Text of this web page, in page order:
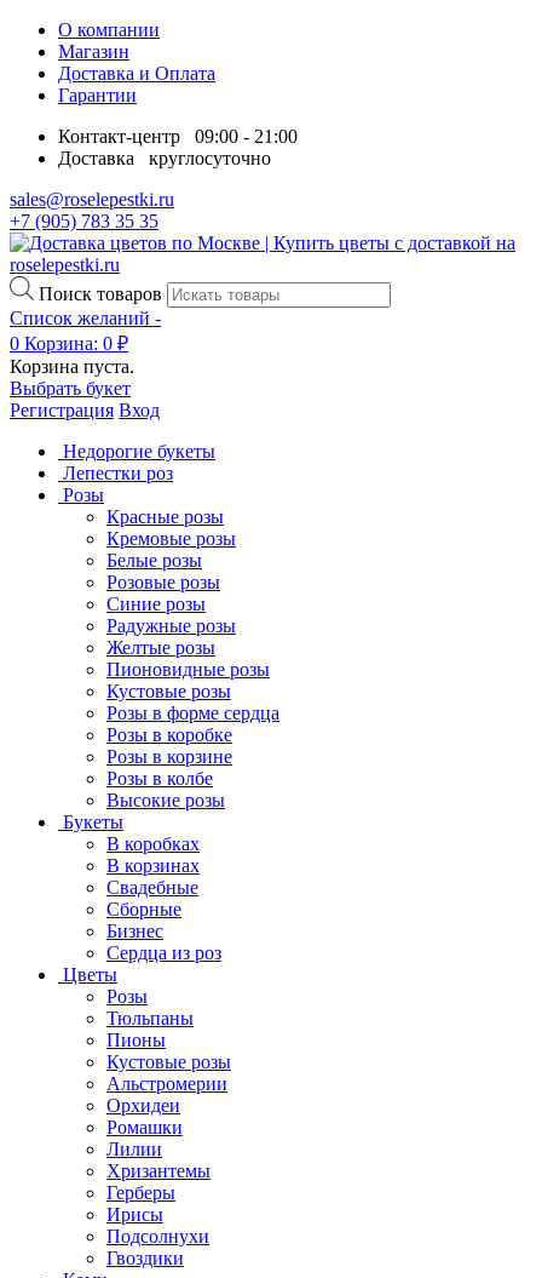
О компании
Магазин
Доставка и Оплата
Гарантии
Контакт-центр 09:00 - 21:00
Доставка круглосуточно
sales@roselepestki.ru
+7 (905) 783 35 35
Поиск товаров
Список желаний -
0 Корзина: 0 ₽
Корзина пуста.
Выбрать букет
Регистрация Вход
Недорогие букеты
Лепестки роз
Розы
Красные розы
Кремовые розы
Белые розы
Розовые розы
Синие розы
Радужные розы
Желтые розы
Пионовидные розы
Кустовые розы
Розы в форме сердца
Розы в коробке
Розы в корзине
Розы в колбе
Высокие розы
Букеты
В коробках
В корзинах
Свадебные
Сборные
Бизнес
Сердца из роз
Цветы
Розы
Тюльпаны
Пионы
Кустовые розы
Альстромерии
Орхидеи
Ромашки
Лилии
Хризантемы
Герберы
Ирисы
Подсолнухи
Гвоздики